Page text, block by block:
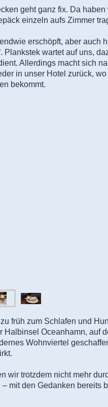
geht ganz fix. Da
einzeln aufs Zimmer
erschöpft, aber auch
Plankstek wartet auf uns,
Allerdings macht sich
in unser Hotel zurück,
bekommt.
früh zum Schlafen und
Halbinsel Oceanhamn, auf
Wohnviertel
wir trotzdem nicht mehr
mit den Gedanken bereits